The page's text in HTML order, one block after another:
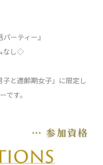
ーティー』
なし◇
と適齢期女子」に限定し
です。